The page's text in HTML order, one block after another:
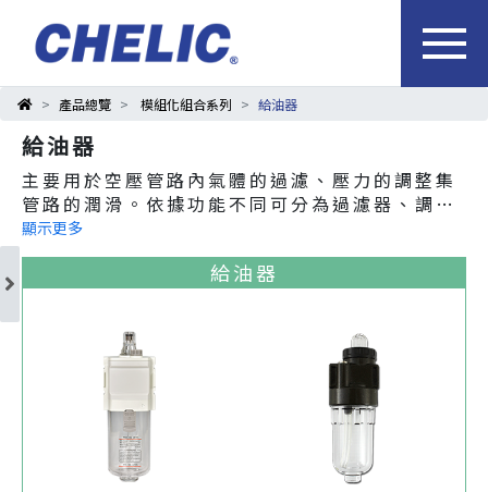
產品總覽 模組化組合系列 給油器
給油器
主要用於空壓管路內氣體的過濾、壓力的調整集
管路的潤滑。依據功能不同可分為過濾器、調壓
器、給油器及擁有複合功能的調壓過濾器等產
品。
顯示更多
給油器